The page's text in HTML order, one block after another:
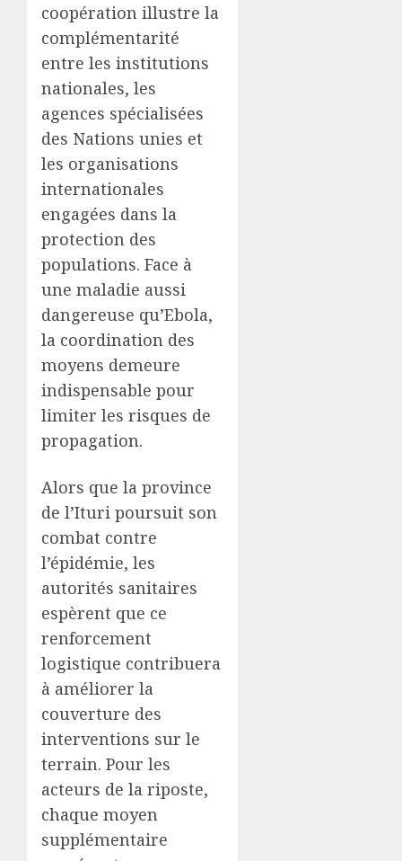
coopération illustre la
complémentarité
entre les institutions
nationales, les
agences spécialisées
des Nations unies et
les organisations
internationales
engagées dans la
protection des
populations. Face à
une maladie aussi
dangereuse qu’Ebola,
la coordination des
moyens demeure
indispensable pour
limiter les risques de
propagation.
Alors que la province
de l’Ituri poursuit son
combat contre
l’épidémie, les
autorités sanitaires
espèrent que ce
renforcement
logistique contribuera
à améliorer la
couverture des
interventions sur le
terrain. Pour les
acteurs de la riposte,
chaque moyen
supplémentaire